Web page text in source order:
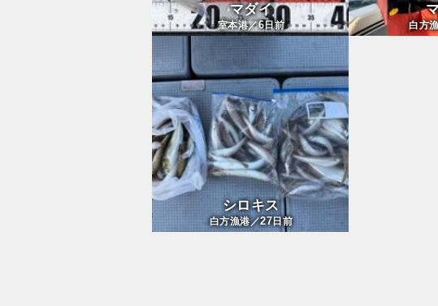
マダイ
室本港／6日前 白方
シロキス
白方漁港／27日前